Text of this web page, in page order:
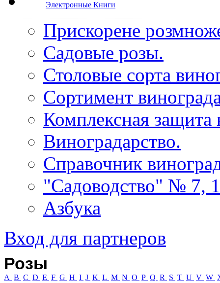
Электронные Книги
Прискорене
Садовые розы.
Столовые сорта
Сортимент
Комплексная защита
Виноградарство.
Справочник
"Садоводство" № 7,
Азбука
Вход для партнеров
Розы
A B C D E F G H I J K L M N O P Q R S T U V W